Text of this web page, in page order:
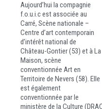
Aujourd’hui la compagnie
f.o.u.i.c est associée au
Carré, Scène nationale –
Centre d’art contemporain
d’intérêt national de
Château-Gontier (53) et à La
Maison, scène
conventionnée Art en
Territoire de Nevers (58). Elle
est également
conventionnée par le
ministère de la Culture